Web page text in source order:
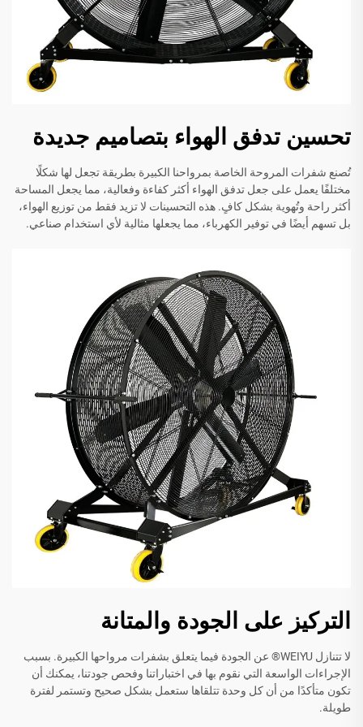
تحسين تدفق الهواء بتصاميم جديدة
تُصنع شفرات المروحة الخاصة بمرواحنا الكبيرة بطريقة تجعل لها شكلًا
مختلفًا يعمل على جعل تدفق الهواء أكثر كفاءة وفعالية، مما يجعل المساحة
أكثر راحة وتُهوية بشكل كافٍ. هذه التحسينات لا تزيد فقط من توزيع الهواء،
بل تسهم أيضًا في توفير الكهرباء، مما يجعلها مثالية لأي استخدام صناعي.
التركيز على الجودة والمتانة
لا تتنازل WEIYU® عن الجودة فيما يتعلق بشفرات مرواحها الكبيرة. بسبب
الإجراءات الواسعة التي نقوم بها في اختباراتنا وفحص جودتنا، يمكنك أن
تكون متأكدًا من أن كل وحدة تتلقاها ستعمل بشكل صحيح وتستمر لفترة
طويلة.